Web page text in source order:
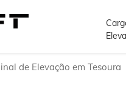
de Elevação em Tesoura